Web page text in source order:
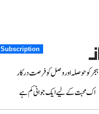
Subscription
ہجر کو حوصلہ اور وصل کو فرصت درکار
اک محبت کے لیے ایک جوانی کم ہے